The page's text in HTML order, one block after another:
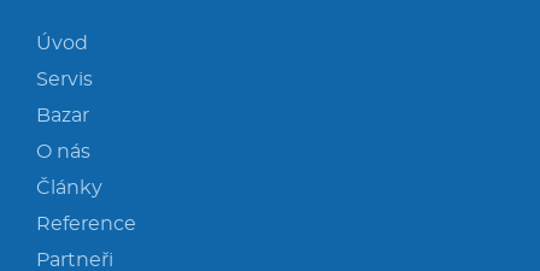
Úvod
Servis
Bazar
O nás
Články
Reference
Partneři